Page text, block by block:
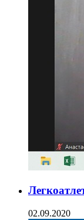
02.09.2020